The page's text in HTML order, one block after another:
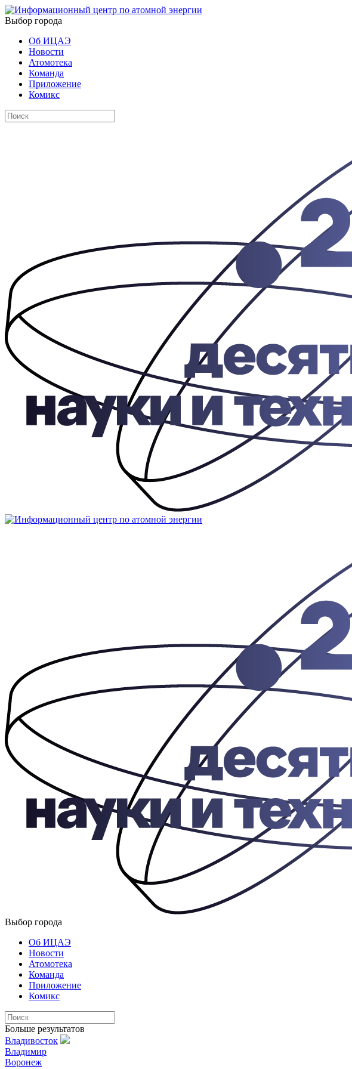
Выбор города
Об ИЦАЭ
Новости
Атомотека
Команда
Приложение
Комикс
Выбор города
Об ИЦАЭ
Новости
Атомотека
Команда
Приложение
Комикс
Больше результатов
Владивосток
Владимир
Воронеж